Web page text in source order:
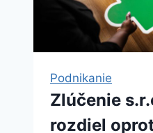
Podnikanie
Zlúčenie
rozdiel